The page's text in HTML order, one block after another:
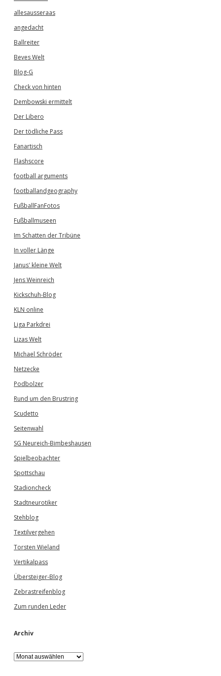
allesausseraas
angedacht
Ballreiter
Beves Welt
Blog-G
Check von hinten
Dembowski ermittelt
Der Libero
Der tödliche Pass
Fanartisch
Flashscore
football arguments
footballandgeography
FußballFanFotos
Fußballmuseen
Im Schatten der Tribüne
In voller Länge
Janus' kleine Welt
Jens Weinreich
Kickschuh-Blog
KLN online
Liga Parkdrei
Lizas Welt
Michael Schröder
Netzecke
Podbolzer
Rund um den Brustring
Scudetto
Seitenwahl
SG Neureich-Bimbeshausen
Spielbeobachter
Spottschau
Stadioncheck
Stadtneurotiker
Stehblog
Textilvergehen
Torsten Wieland
Vertikalpass
Übersteiger-Blog
Zebrastreifenblog
Zum runden Leder
Archiv
A
r